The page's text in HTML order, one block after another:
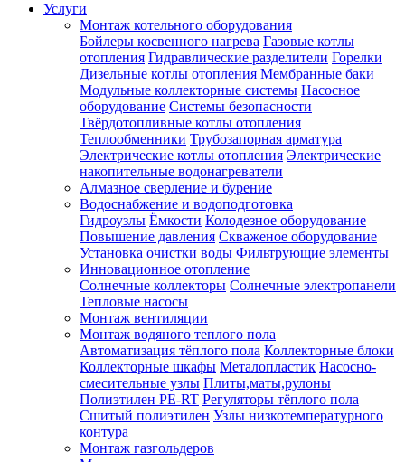
Услуги
Монтаж котельного оборудования
Бойлеры косвенного нагрева Газовые котлы
отопления Гидравлические разделители Горелки
Дизельные котлы отопления Мембранные баки
Модульные коллекторные системы Насосное
оборудование Системы безопасности
Твёрдотопливные котлы отопления
Теплообменники Трубозапорная арматура
Электрические котлы отопления Электрические
накопительные водонагреватели
Алмазное сверление и бурение
Водоснабжение и водоподготовка
Гидроузлы Ёмкости Колодезное оборудование
Повышение давления Скваженое оборудование
Установка очистки воды Фильтрующие элементы
Инновационное отопление
Солнечные коллекторы Солнечные электропанели
Тепловые насосы
Монтаж вентиляции
Монтаж водяного теплого пола
Автоматизация тёплого пола Коллекторные блоки
Коллекторные шкафы Металопластик Насосно-
смесительные узлы Плиты,маты,рулоны
Полиэтилен PE-RT Регуляторы тёплого пола
Сшитый полиэтилен Узлы низкотемпературного
контура
Монтаж газгольдеров